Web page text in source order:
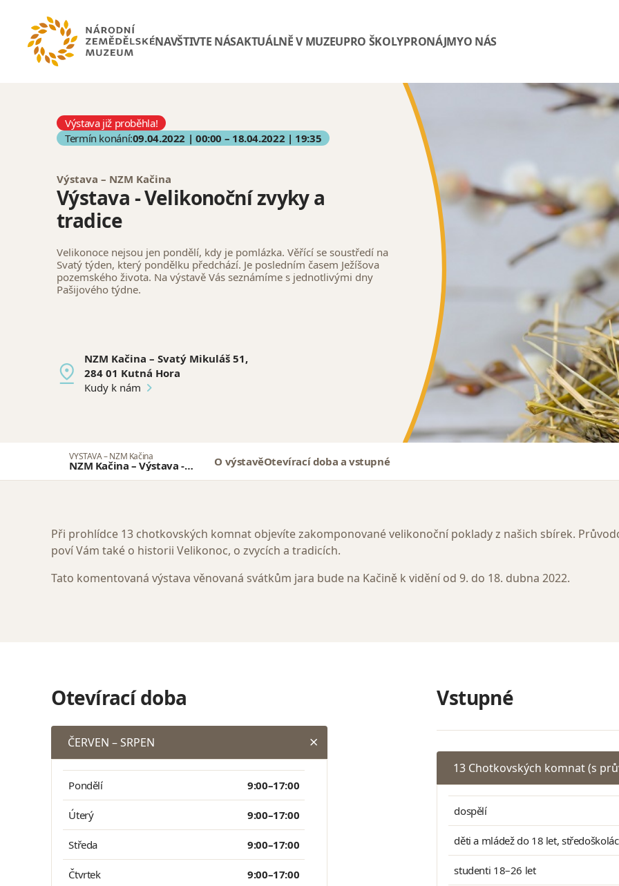
NAVŠTIVTE NÁSAKTUÁLNĚ V MUZEUPRO ŠKOLYPRONÁJMYO NÁS
Výstava již proběhla!
Termín konání:09.04.2022 | 00:00 – 18.04.2022 | 19:35
Výstava – NZM Kačina
Výstava - Velikonoční zvyky a
tradice
Velikonoce nejsou jen pondělí, kdy je pomlázka. Věřící se soustředí na
Svatý týden, který pondělku předchází. Je posledním časem Ježíšova
pozemského života. Na výstavě Vás seznámíme s jednotlivými dny
Pašijového týdne.
NZM Kačina – Svatý Mikuláš 51,
284 01 Kutná Hora
Kudy k nám
VÝSTAVA – NZM Kačina
NZM Kačina – Výstava -
Velikonoční zvyky a tradice
O výstavěOtevírací doba a vstupné
Při prohlídce 13 chotkovských komnat objevíte zakomponované velikonoční poklady z našich sbírek.
poví Vám také o historii Velikonoc, o zvycích a tradicích.
Tato komentovaná výstava věnovaná svátkům jara bude na Kačině k vidění od 9. do 18. dubna 2022.
Otevírací doba
ČERVEN – SRPEN
Pondělí 9:00–17:00
Úterý 9:00–17:00
Středa 9:00–17:00
Čtvrtek 9:00–17:00
Vstupné
13 Chotkovských komnat (s
dospělí
děti a mládež do 18 let,
studenti 18–26 let